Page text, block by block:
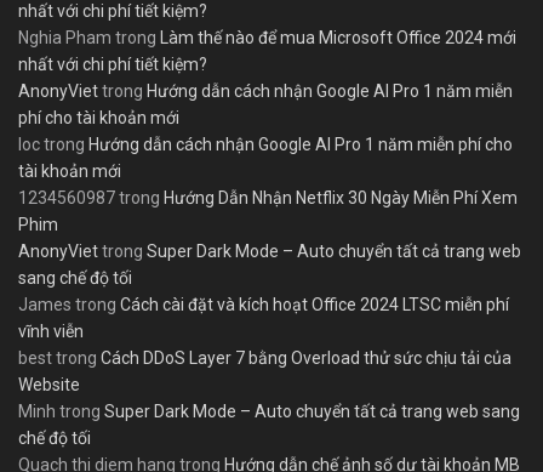
nhất với chi phí tiết kiệm?
Nghia Pham trong Làm thế nào để mua Microsoft Office 2024 mới
nhất với chi phí tiết kiệm?
AnonyViettrong Hướng dẫn cách nhận Google AI Pro 1 năm miễn
phí cho tài khoản mới
loctrong Hướng dẫn cách nhận Google AI Pro 1 năm miễn phí cho
tài khoản mới
1234560987trong Hướng Dẫn Nhận Netflix 30 Ngày Miễn Phí Xem
Phim
AnonyViettrong Super Dark Mode – Auto chuyển tất cả trang web
sang chế độ tối
James trong Cách cài đặt và kích hoạt Office 2024 LTSC miễn phí
vĩnh viễn
besttrong Cách DDoS Layer 7 bằng Overload thử sức chịu tải của
Website
Minh trong Super Dark Mode – Auto chuyển tất cả trang web sang
chế độ tối
Quach thi diem hang trong Hướng dẫn chế ảnh số dư tài khoản MB